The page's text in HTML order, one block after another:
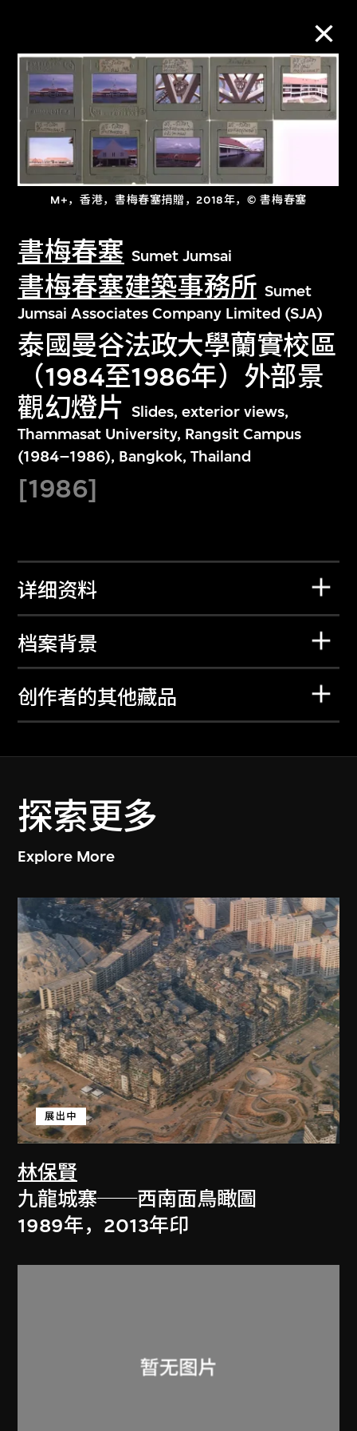
M+，香港，書梅春塞捐贈，2018年，© 書梅春塞
書梅春塞 Sumet Jumsai
書梅春塞建築事務所 Sumet
Jumsai Associates Company Limited (SJA)
泰國曼谷法政大學蘭實校區
（1984至1986年）外部景
觀幻燈片 Slides, exterior views,
Thammasat University, Rangsit Campus
(1984–1986), Bangkok, Thailand
[1986]
详细资料
档案背景
创作者的其他藏品
探索更多
Explore More
林保賢
展出中
九龍城寨──西南面鳥瞰圖
1989年，2013年印
M+藏品
进一步筛选
关于M+藏品
探索世界顶级的二十及二十一世纪视觉